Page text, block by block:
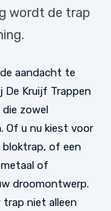
wordt de trap
aandacht te
De Kruijf Trappen
zowel
Of u nu kiest voor
bloktrap, of een
of
droomontwerp.
trap niet alleen